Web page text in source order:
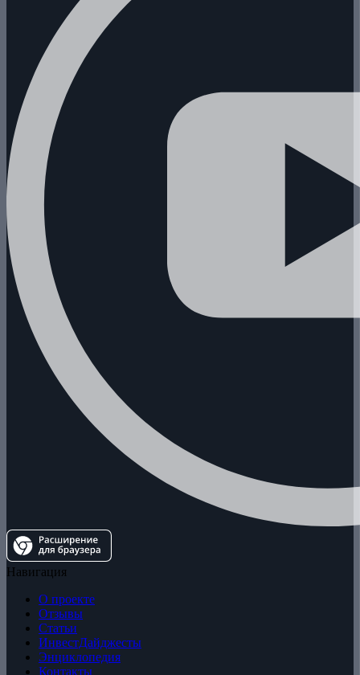
Навигация
О проекте
Отзывы
Статьи
ИнвестДайджесты
Энциклопедия
Контакты